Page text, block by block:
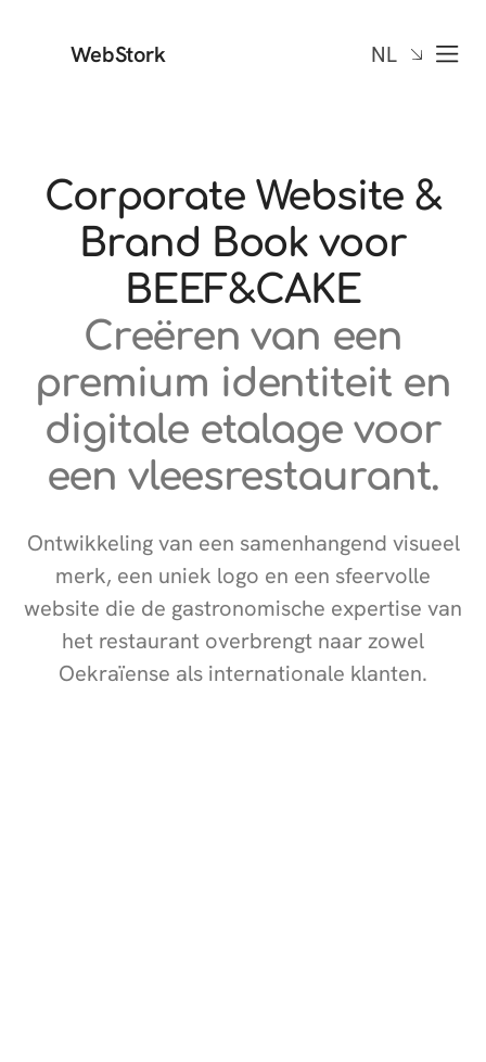
WebStork NL
Corporate Website &
Brand Book voor
BEEF&CAKE
Creëren van een
premium identiteit en
digitale etalage voor
een vleesrestaurant.
Ontwikkeling van een samenhangend visueel
merk, een uniek logo en een sfeervolle
website die de gastronomische expertise van
het restaurant overbrengt naar zowel
Oekraïense als internationale klanten.